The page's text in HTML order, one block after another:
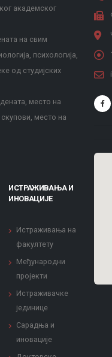
академског
на свим
психологија,
од студијских
место на
место на
ИСТРАЖИВАЊА И
ИНОВАЦИЈЕ
Истраживања на
факултету
Међународни
пројекти
Истраживачке
јединице
Сарадња и
иновације